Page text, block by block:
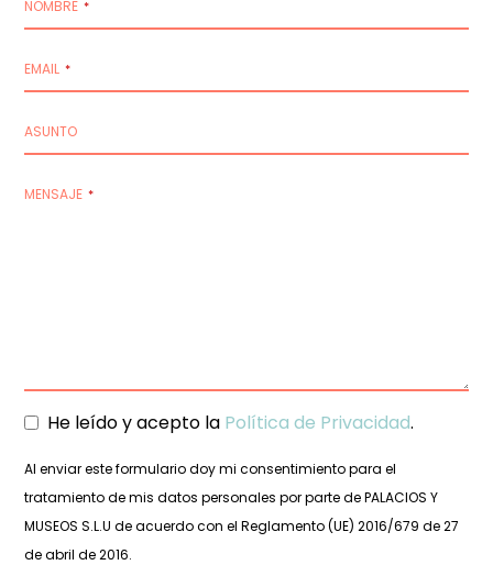
NOMBRE *
EMAIL *
ASUNTO
MENSAJE *
He leído y acepto la Política de Privacidad.
Al enviar este formulario doy mi consentimiento para el
tratamiento de mis datos personales por parte de PALACIOS Y
MUSEOS S.L.U de acuerdo con el Reglamento (UE) 2016/679 de 27
de abril de 2016.